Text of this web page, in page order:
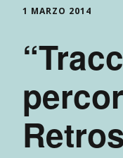
1 MARZO 2014